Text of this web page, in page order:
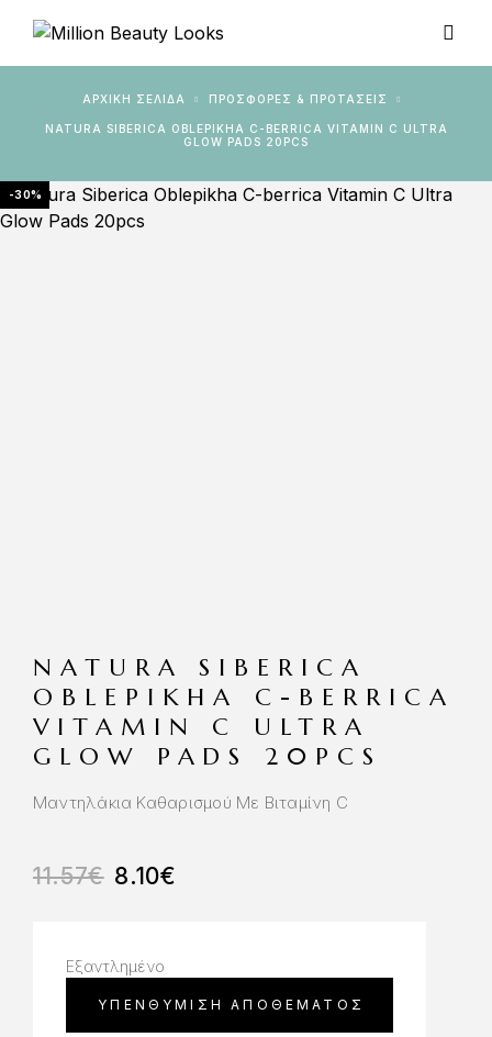
ΑΡΧΙΚΉ ΣΕΛΊΔΑ ΠΡΟΣΦΟΡΕΣ & ΠΡΟΤΑΣΕΙΣ
NATURA SIBERICA OBLEPIKHA C-BERRICA VITAMIN C ULTRA
GLOW PADS 20PCS
-30%
NATURA SIBERICA
OBLEPIKHA C-BERRICA
VITAMIN C ULTRA
GLOW PADS 20PCS
Μαντηλάκια Καθαρισμού Με Βιταμίνη C
11.57€ 8.10€
Εξαντλημένο